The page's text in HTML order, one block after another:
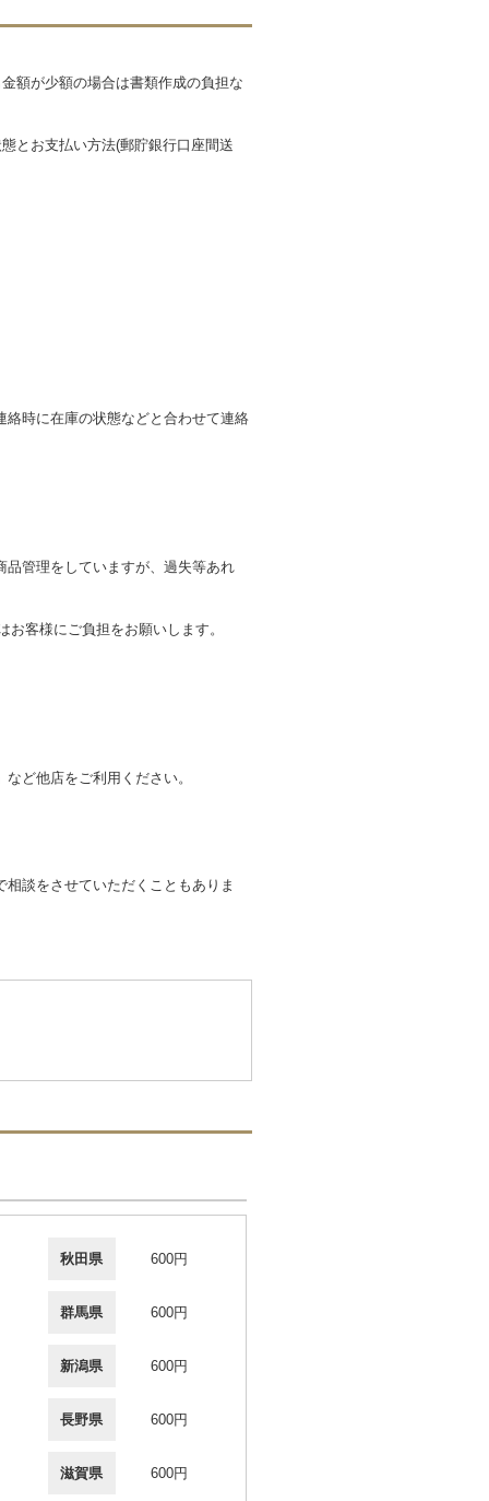
額が少額の場合は書類作成の負担な
とお支払い方法(郵貯銀行口座間送
時に在庫の状態などと合わせて連絡
管理をしていますが、過失等あれ
客様にご負担をお願いします。
ど他店をご利用ください。
談をさせていただくこともありま
秋田県 600円
群馬県 600円
新潟県 600円
長野県 600円
滋賀県 600円